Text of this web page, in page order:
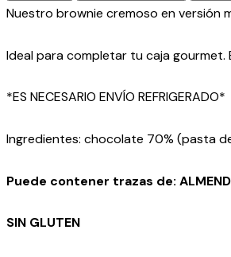
Nuestro brownie cremoso en versión
Ideal para completar tu caja
*ES NECESARIO ENVÍO REFRIGERADO*
Ingredientes: chocolate 70% (pasta
Puede contener trazas de:
SIN GLUTEN